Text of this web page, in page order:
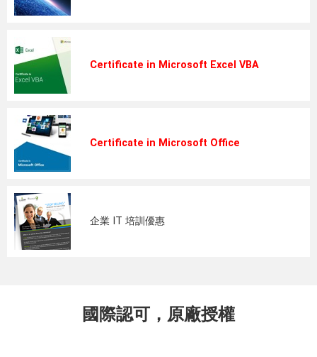
Certificate in Microsoft Excel VBA
Certificate in Microsoft Office
企業 IT 培訓優惠
國際認可，原廠授權